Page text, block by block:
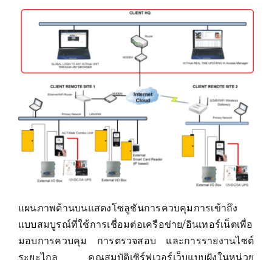
แผนภาพด้านบนแสดงโซลูชันการควบคุมการเข้าถึง
แบบสมบูรณ์ที่ใช้การเชื่อมต่อเครือข่าย/อินเทอร์เน็ตเพื่อ
มอบการควบคุม การตรวจสอบ และการรายงานไซต์
ระยะไกล คุณสมบัติเซิร์ฟเวอร์เว็บแบบฝังในหน่วย